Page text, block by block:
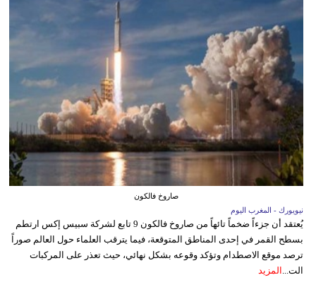
صاروخ فالكون
نيويورك - المغرب اليوم
يُعتقد أن جزءاً ضخماً تائهاً من صاروخ فالكون 9 تابع لشركة سبيس إكس ارتطم
بسطح القمر في إحدى المناطق المتوقعة، فيما يترقب العلماء حول العالم صوراً
ترصد موقع الاصطدام وتؤكد وقوعه بشكل نهائي، حيث تعذر على المركبات
الت...
المزيد